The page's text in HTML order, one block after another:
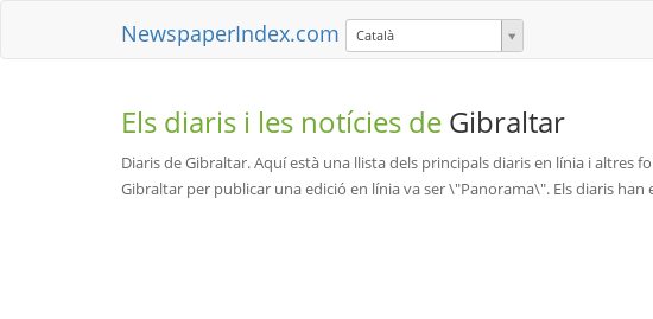
NewspaperIndex.com Català
Els diaris i les notícies de Gibraltar
Diaris de Gibraltar. Aquí està una llista dels principals diaris en línia i altres
Gibraltar per publicar una edició en línia va ser \"Panorama\". Els diaris han